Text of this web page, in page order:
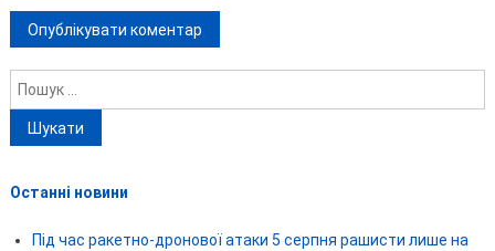
Пошук:
Останні новини
Під час ракетно-дронової атаки 5 серпня рашисти лише на